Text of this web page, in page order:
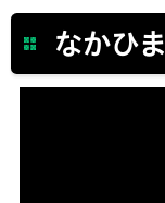
なかひ